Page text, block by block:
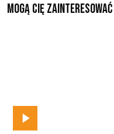
Mogą Cię zainteresować